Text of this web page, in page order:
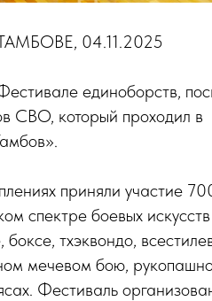
04.11.2025
единоборств,
СВО, который проходил в
приняли участие
спектре боевых
тхэквондо,
мечевом бою,
Фестиваль